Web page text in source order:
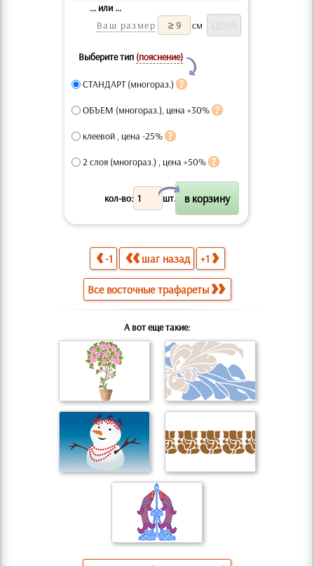
... или ...
Ваш размер
см
Выберите тип (пояснение)
Y
СТАНДАРТ (многораз.)
ОБЪЕМ (многораз.), цена +30%
клеевой , цена -25%
2 слоя (многораз.) , цена +50%
кол-во: шт.
X
-1 шаг назад +1
Все восточные трафареты
А вот еще такие: